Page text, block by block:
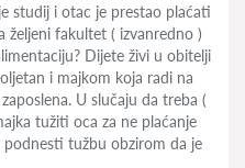
studij i otac je prestao plaćati
željeni fakultet ( izvanredno )
Dijete živi u obitelji
i majkom koja radi na
U slučaju da treba (
tužiti oca za ne plaćanje
tužbu obzirom da je